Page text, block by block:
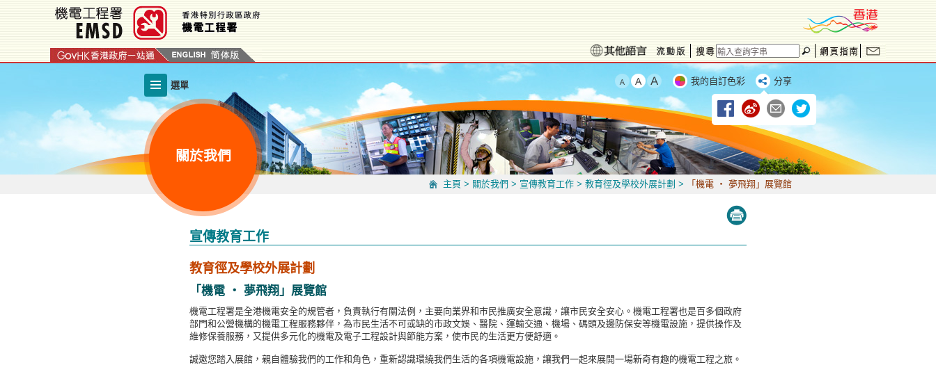
容
選單 我的自訂色彩 分享
關於我們
主頁 > 關於我們 > 宣傳教育工作 > 教育徑及學校外展計劃 > 「機電 ‧ 夢飛翔」展覽館
宣傳教育工作
教育徑及學校外展計劃
「機電 ‧ 夢飛翔」展覽館
機電工程署是全港機電安全的規管者，負責執行有關法例， 主要向業界和市民推廣安全意識，讓市民安全安心。機電工程署也是百多個政府
部門和公營機構的機電工程服務夥伴，為市民生活不可或缺的市政文娛、醫院、運輸交通、機場、碼頭及邊防保安等機電設施，提供操作及
維修保養服務，又提供多元化的機電及電子工程設計與節能方案，使市民的生活更方便舒適。
誠邀您踏入展館，親自體驗我們的工作和角色，重新認識環繞我們生活的各項機電設施，讓我們一起來展開一場新奇有趣的機電工程之旅。